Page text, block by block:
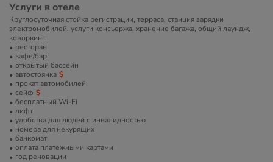
Услуги в отеле
Круглосуточная стойка регистрации, терраса, станция зарядки
электромобилей, услуги консьержа, хранение багажа, общий лаундж,
коворкинг.
ресторан
кафе/бар
открытый бассейн
автостоянка
прокат автомобилей
сейф
бесплатный Wi-Fi
лифт
удобства для людей с инвалидностью
номера для некурящих
банкомат
оплата платежными картами
год реновации